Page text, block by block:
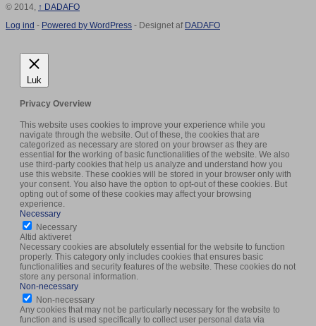
© 2014, ↑ DADAFO
Log ind - Powered by WordPress - Designet af DADAFO
Luk
Privacy Overview
This website uses cookies to improve your experience while you
navigate through the website. Out of these, the cookies that are
categorized as necessary are stored on your browser as they are
essential for the working of basic functionalities of the website. We also
use third-party cookies that help us analyze and understand how you
use this website. These cookies will be stored in your browser only with
your consent. You also have the option to opt-out of these cookies. But
opting out of some of these cookies may affect your browsing
experience.
Necessary
Necessary
Altid aktiveret
Necessary cookies are absolutely essential for the website to function
properly. This category only includes cookies that ensures basic
functionalities and security features of the website. These cookies do not
store any personal information.
Non-necessary
Non-necessary
Any cookies that may not be particularly necessary for the website to
function and is used specifically to collect user personal data via